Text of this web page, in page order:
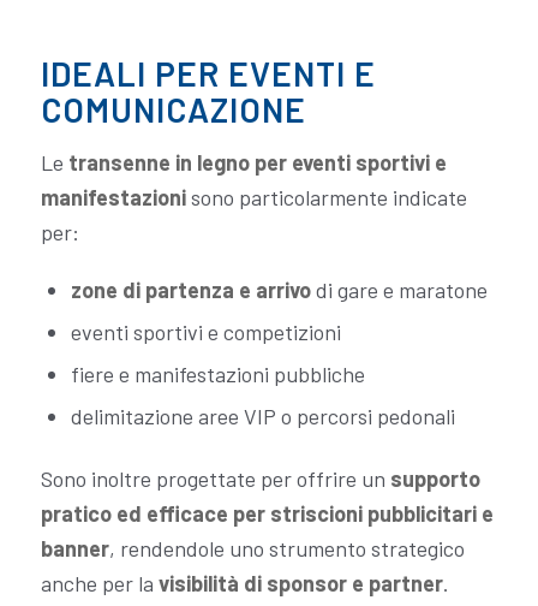
IDEALI PER EVENTI E
COMUNICAZIONE
Le transenne in legno per eventi sportivi e
manifestazionisono particolarmente indicate
per:
zone di partenza e arrivodi gare e maratone
eventi sportivi e competizioni
fiere e manifestazioni pubbliche
delimitazione aree VIP o percorsi pedonali
Sono inoltre progettate per offrire un supporto
pratico ed efficace per striscioni pubblicitari e
banner, rendendole uno strumento strategico
anche per la visibilità di sponsor e partner.